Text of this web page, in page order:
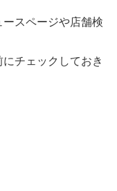
スページや店舗検
チェックしておき